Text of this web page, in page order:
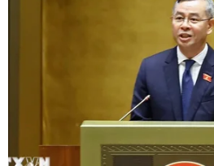
Cộng đồng người Việt tại
thành kính tri ân các anh